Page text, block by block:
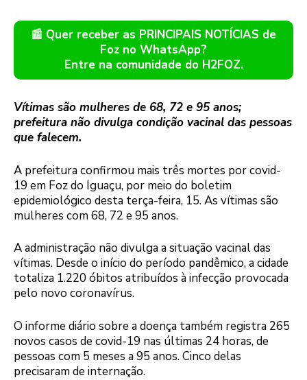
📰 Quer receber as PRINCIPAIS NOTÍCIAS de
Foz no WhatsApp?
Entre na comunidade do H2FOZ.
Vítimas são mulheres de 68, 72 e 95 anos;
prefeitura não divulga condição vacinal das pessoas
que falecem.
A prefeitura confirmou mais três mortes por covid-
19 em Foz do Iguaçu, por meio do boletim
epidemiológico desta terça-feira, 15. As vítimas são
mulheres com 68, 72 e 95 anos.
A administração não divulga a situação vacinal das
vítimas. Desde o início do período pandêmico, a cidade
totaliza 1.220 óbitos atribuídos à infecção provocada
pelo novo coronavírus.
O informe diário sobre a doença também registra 265
novos casos de covid-19 nas últimas 24 horas, de
pessoas com 5 meses a 95 anos. Cinco delas
precisaram de internação.